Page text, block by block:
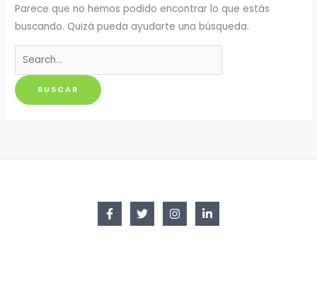
Parece que no hemos podido encontrar lo que estás
buscando. Quizá pueda ayudarte una búsqueda.
Buscar
por: